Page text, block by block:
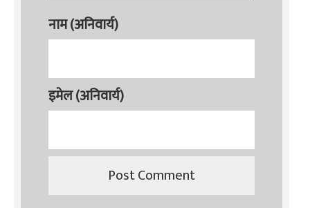
नाम (अनिवार्य)
इमेल (अनिवार्य)